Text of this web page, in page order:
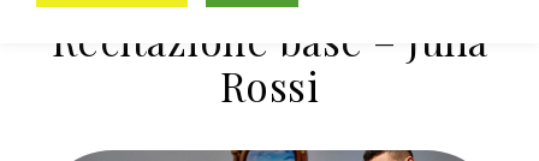
Recitazione base – Julia
Rossi